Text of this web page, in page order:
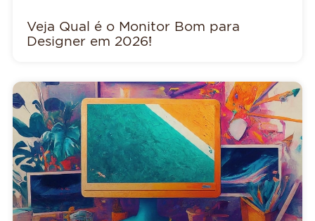
Veja Qual é o Monitor Bom para
Designer em 2026!